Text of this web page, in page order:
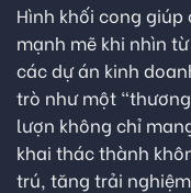
Hình khối cong
mạnh mẽ khi nhìn
các dự án kinh
trò như một
lượn không chỉ
khai thác thành
trú, tăng trải